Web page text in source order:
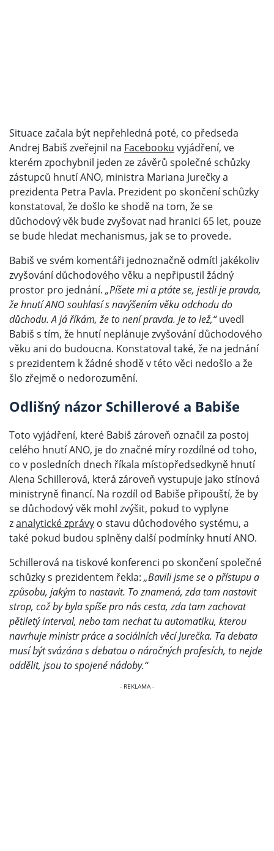
Situace začala být nepřehledná poté, co předseda
Andrej Babiš zveřejnil na Facebooku vyjádření, ve
kterém zpochybnil jeden ze závěrů společné schůzky
zástupců hnutí ANO, ministra Mariana Jurečky a
prezidenta Petra Pavla. Prezident po skončení schůzky
konstatoval, že došlo ke shodě na tom, že se
důchodový věk bude zvyšovat nad hranici 65 let, pouze
se bude hledat mechanismus, jak se to provede.
Babiš ve svém komentáři jednoznačně odmítl jakékoliv
zvyšování důchodového věku a nepřipustil žádný
prostor pro jednání.„Píšete mi a ptáte se, jestli je pravda,
že hnutí ANO souhlasí s navýšením věku odchodu do
důchodu. A já říkám, že to není pravda. Je to lež,“uvedl
Babiš s tím, že hnutí neplánuje zvyšování důchodového
věku ani do budoucna. Konstatoval také, že na jednání
s prezidentem k žádné shodě v této věci nedošlo a že
šlo zřejmě o nedorozumění.
Odlišný názor Schillerové a Babiše
Toto vyjádření, které Babiš zároveň označil za postoj
celého hnutí ANO, je do značné míry rozdílné od toho,
co v posledních dnech říkala místopředsedkyně hnutí
Alena Schillerová, která zároveň vystupuje jako stínová
ministryně financí. Na rozdíl od Babiše připouští, že by
se důchodový věk mohl zvýšit, pokud to vyplyne
zanalytické zprávy o stavu důchodového systému, a
také pokud budou splněny další podmínky hnutí ANO.
Schillerová na tiskové konferenci po skončení společné
schůzky s prezidentem řekla:„Bavili jsme se o přístupu a
způsobu, jakým to nastavit. To znamená, zda tam nastavit
strop, což by byla spíše pro nás cesta, zda tam zachovat
pětiletý interval, nebo tam nechat tu automatiku, kterou
navrhuje ministr práce a sociálních věcí Jurečka. Ta debata
musí být svázána s debatou o náročných profesích, to nejde
oddělit, jsou to spojené nádoby.“